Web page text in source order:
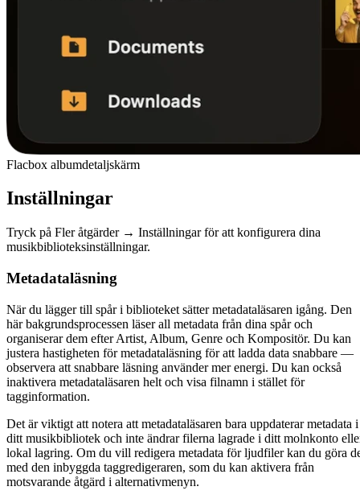
Flacbox albumdetaljskärm
Inställningar
Tryck på Fler åtgärder → Inställningar för att konfigurera dina
musikbiblioteksinställningar.
Metadataläsning
När du lägger till spår i biblioteket sätter metadataläsaren igång. Den
här bakgrundsprocessen läser all metadata från dina spår och
organiserar dem efter Artist, Album, Genre och Kompositör. Du kan
justera hastigheten för metadataläsning för att ladda data snabbare —
observera att snabbare läsning använder mer energi. Du kan också
inaktivera metadataläsaren helt och visa filnamn i stället för
tagginformation.
Det är viktigt att notera att metadataläsaren bara uppdaterar metadata i
ditt musikbibliotek och inte ändrar filerna lagrade i ditt molnkonto
lokal lagring. Om du vill redigera metadata för ljudfiler kan du göra
med den inbyggda taggredigeraren, som du kan aktivera från
motsvarande åtgärd i alternativmenyn.